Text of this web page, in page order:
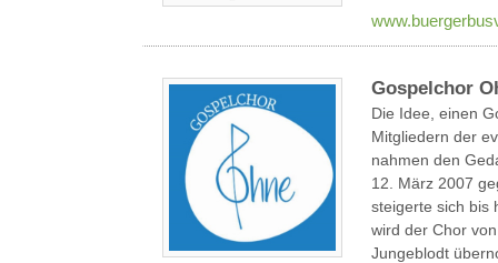
Gospelchor
Die Idee, einen
Mitgliedern der
nahmen den
12. März 2007
steigerte sich bis
wird der Chor
Jungeblodt